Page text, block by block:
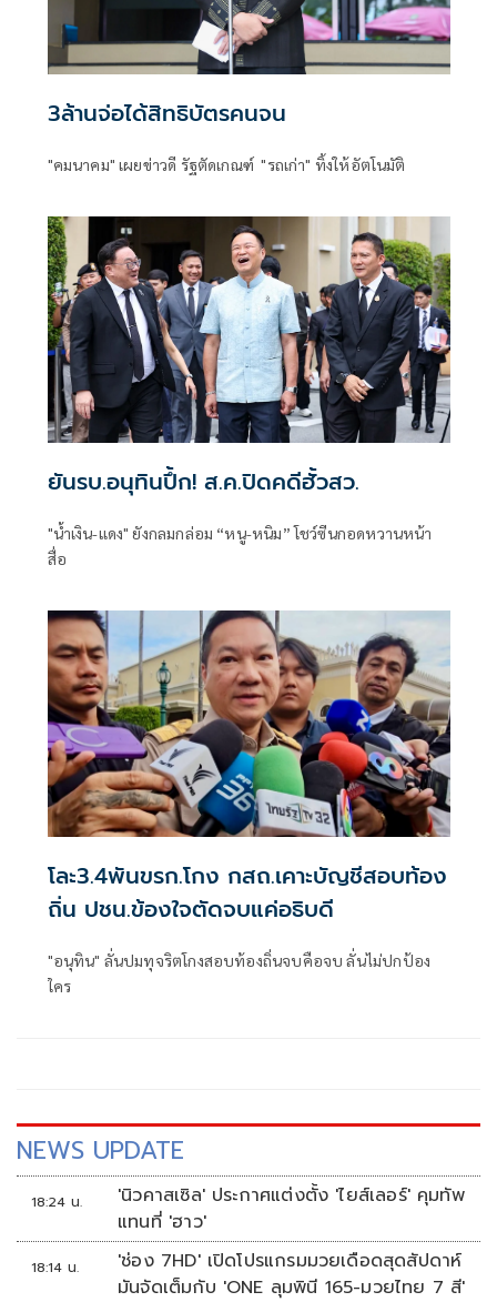
3ล้านจ่อได้สิทธิบัตรคนจน
"คมนาคม" เผยข่าวดี รัฐตัดเกณฑ์ "รถเก่า" ทิ้งให้อัตโนมัติ
ยันรบ.อนุทินปึ้ก! ส.ค.ปิดคดีฮั้วสว.
"น้ำเงิน-แดง" ยังกลมกล่อม “หนู-หนิม” โชว์ซีนกอดหวานหน้า
สื่อ
โละ3.4พันขรก.โกง กสถ.เคาะบัญชีสอบท้อง
ถิ่น ปชน.ข้องใจตัดจบแค่อธิบดี
"อนุทิน" ลั่นปมทุจริตโกงสอบท้องถิ่นจบคือจบ ลั่นไม่ปกป้อง
ใคร
NEWS UPDATE
18:24 น.
'นิวคาสเซิล' ประกาศแต่งตั้ง 'ไยส์เลอร์' คุมทัพ
แทนที่ 'ฮาว'
18:14 น.
'ช่อง 7HD' เปิดโปรแกรมมวยเดือดสุดสัปดาห์
มันจัดเต็มกับ 'ONE ลุมพินี 165-มวยไทย 7 สี'